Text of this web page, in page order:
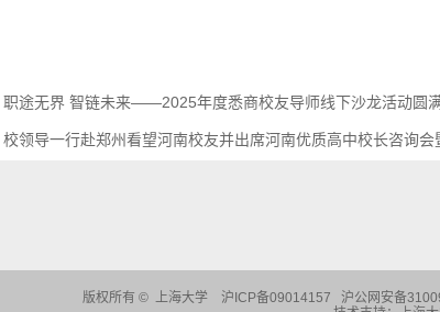
职途无界 智链未来——2025年度悉商校友导师线下沙龙活动圆
校领导一行赴郑州看望河南校友并出席河南优质高中校长咨询
版权所有 © 上海大学 沪ICP备09014157 沪公网安备